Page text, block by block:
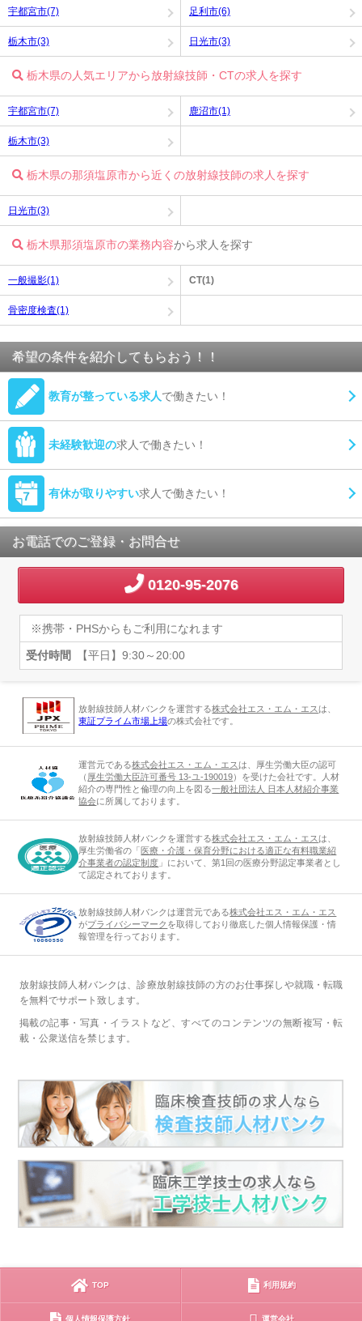
宇都宮市(7) 足利市(6)
栃木市(3) 日光市(3)
栃木県の人気エリアから放射線技師・CTの求人を探す
宇都宮市(7) 鹿沼市(1)
栃木市(3)
栃木県の那須塩原市から近くの放射線技師の求人を探す
日光市(3)
栃木県那須塩原市の業務内容から求人を探す
一般撮影(1) CT(1)
骨密度検査(1)
希望の条件を紹介してもらおう！！
教育が整っている求人で働きたい！
未経験歓迎の求人で働きたい！
有休が取りやすい求人で働きたい！
お電話でのご登録・お問合せ
0120-95-2076
※携帯・PHSからもご利用になれます
受付時間 【平日】9:30～20:00
放射線技師人材バンクを運営する株式会社エス・エム・エスは、
東証プライム市場上場の株式会社です。
運営元である株式会社エス・エム・エスは、厚生労働大臣の認可
（ 厚生労働大臣許可番号 13-ユ-190019）を受けた会社です。人材
紹介の専門性と倫理の向上を図る一般社団法人 日本人材紹介事業
協会に所属しております。
放射線技師人材バンクを運営する株式会社エス・エム・エスは、
厚生労働省の「 医療・介護・保育分野における適正な有料職業紹
介事業者の認定制度 」において、第1回の医療分野認定事業者とし
て認定されております。
放射線技師人材バンクは運営元である株式会社エス・エム・エス
がプライバシーマーク を取得しており徹底した個人情報保護・情
報管理を行っております。
放射線技師人材バンクは、診療放射線技師の方のお仕事探しや就職・転職
を無料でサポート致します。
掲載の記事・写真・イラストなど、すべてのコンテンツの無断複写・転
載・公衆送信を禁じます。
TOP 利用規約
個人情報保護方針 運営会社